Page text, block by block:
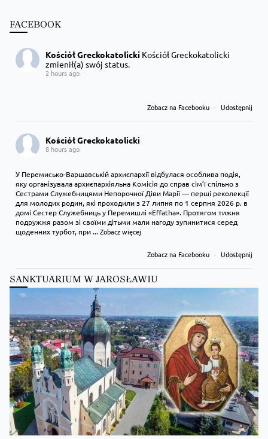
FACEBOOK
Kościół Greckokatolicki Kościół Greckokatolicki
zmienił(a) swój status.
2 hours ago
Zobacz na Facebooku · Udostępnij
Kościół Greckokatolicki
8 hours ago
У Перемисько-Варшавській архиєпархії відбулася особлива подія,
яку організувала архиєпархіяльна Комісія до справ сім’ї спільно з
Сестрами Служебницями Непорочної Діви Марії — перші реколекції
для молодих родин, які проходили з 27 липня по 1 серпня 2026 р. в
домі Сестер Служебниць у Перемишлі «Effatha». Протягом тижня
подружжя разом зі своїми дітьми мали нагоду зупинитися серед
щоденних турбот, при...Zobacz więcej
Zobacz na Facebooku · Udostępnij
Kościół Greckokatolicki
Преображення Господнє в Лодзі
SANKTUARIUM W JAROSŁAWIU